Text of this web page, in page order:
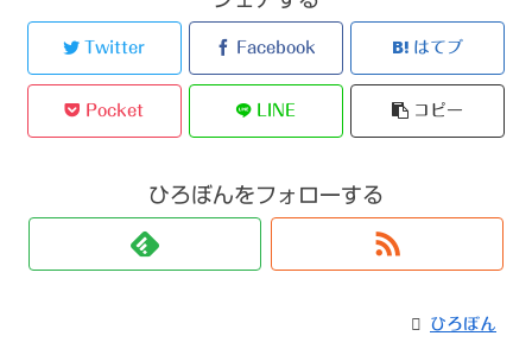
Twitter Facebook はてブ
Pocket LINE コピー
ひろぼんをフォローする
ひろぼん